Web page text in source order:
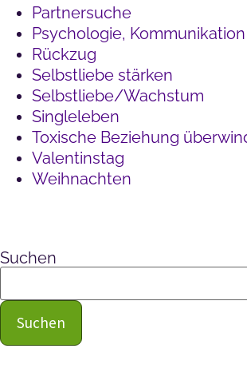
Partnersuche
Psychologie, Kommunikation
Rückzug
Selbstliebe stärken
Selbstliebe/Wachstum
Singleleben
Toxische Beziehung
Valentinstag
Weihnachten
Suchen
Suchen